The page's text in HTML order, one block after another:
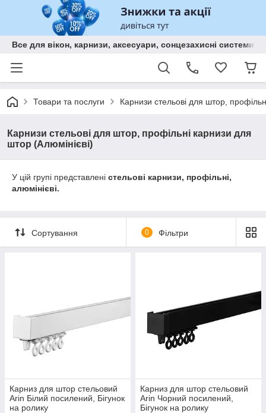
Все для вікон, карнизи, аксесуари, сонцезахисні
Товари та послуги Карнизи стельові для штор,
Карнизи стельові для штор, профільні карнизи для
штор (Алюмінієві)
У цій групі представлені стельові карнизи, профільні,
алюмінієві.
Сортування 0 Фільтри
Карниз для штор стельовий
Arin Білий посилений, Бігунок
на ролику
Карниз для штор стельовий
Arin Чорний посилений,
Бігунок на ролику